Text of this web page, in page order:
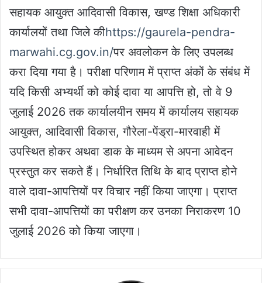
सहायक आयुक्त आदिवासी विकास, खण्ड शिक्षा अधिकारी
कार्यालयों तथा जिले कीhttps://gaurela-pendra-
marwahi.cg.gov.in/पर अवलोकन के लिए उपलब्ध
करा दिया गया है। परीक्षा परिणाम में प्राप्त अंकों के संबंध में
यदि किसी अभ्यर्थी को कोई दावा या आपत्ति हो, तो वे 9
जुलाई 2026 तक कार्यालयीन समय में कार्यालय सहायक
आयुक्त, आदिवासी विकास, गौरेला-पेंड्रा-मारवाही में
उपस्थित होकर अथवा डाक के माध्यम से अपना आवेदन
प्रस्तुत कर सकते हैं। निर्धारित तिथि के बाद प्राप्त होने
वाले दावा-आपत्तियों पर विचार नहीं किया जाएगा। प्राप्त
सभी दावा-आपत्तियों का परीक्षण कर उनका निराकरण 10
जुलाई 2026 को किया जाएगा।